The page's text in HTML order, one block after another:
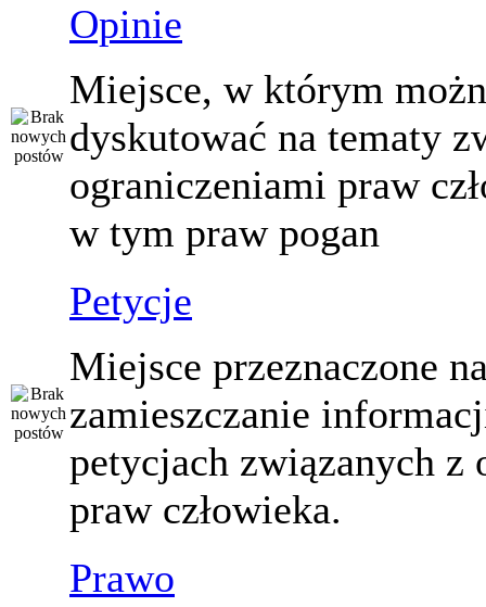
Opinie
Miejsce, w którym
dyskutować na tematy
ograniczeniami praw
w tym praw pogan
Petycje
Miejsce przeznaczone
zamieszczanie
petycjach związanych z
praw człowieka.
Prawo